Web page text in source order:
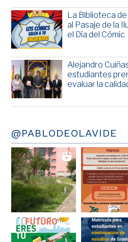
La Biblioteca
al Pasaje de la
el Día del Cómic
Alejandro
estudiantes
evaluar la
@PABLODEOLAVIDE